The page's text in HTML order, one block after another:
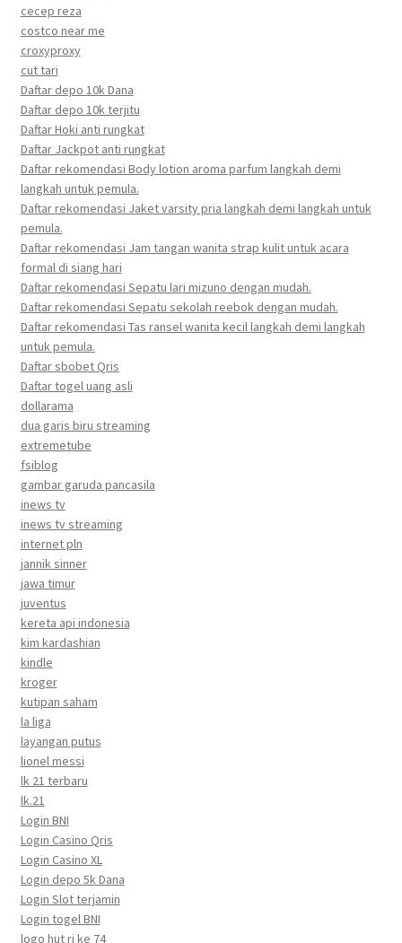
cecep reza
costco near me
croxyproxy
cut tari
Daftar depo 10k Dana
Daftar depo 10k terjitu
Daftar Hoki anti rungkat
Daftar Jackpot anti rungkat
Daftar rekomendasi Body lotion aroma parfum langkah demi
langkah untuk pemula.
Daftar rekomendasi Jaket varsity pria langkah demi langkah untuk
pemula.
Daftar rekomendasi Jam tangan wanita strap kulit untuk acara
formal di siang hari
Daftar rekomendasi Sepatu lari mizuno dengan mudah.
Daftar rekomendasi Sepatu sekolah reebok dengan mudah.
Daftar rekomendasi Tas ransel wanita kecil langkah demi langkah
untuk pemula.
Daftar sbobet Qris
Daftar togel uang asli
dollarama
dua garis biru streaming
extremetube
fsiblog
gambar garuda pancasila
inews tv
inews tv streaming
internet pln
jannik sinner
jawa timur
juventus
kereta api indonesia
kim kardashian
kindle
kroger
kutipan saham
la liga
layangan putus
lionel messi
lk 21 terbaru
lk.21
Login BNI
Login Casino Qris
Login Casino XL
Login depo 5k Dana
Login Slot terjamin
Login togel BNI
logo hut ri ke 74